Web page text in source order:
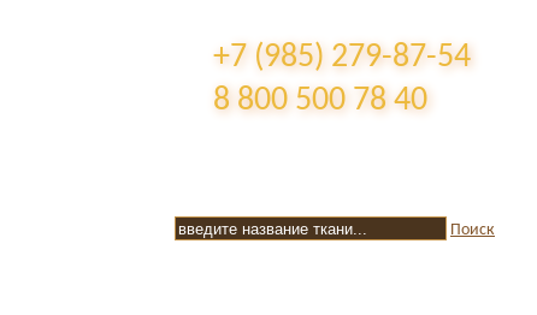
+7 (985) 279-87-54
8 800 500 78 40
Поиск